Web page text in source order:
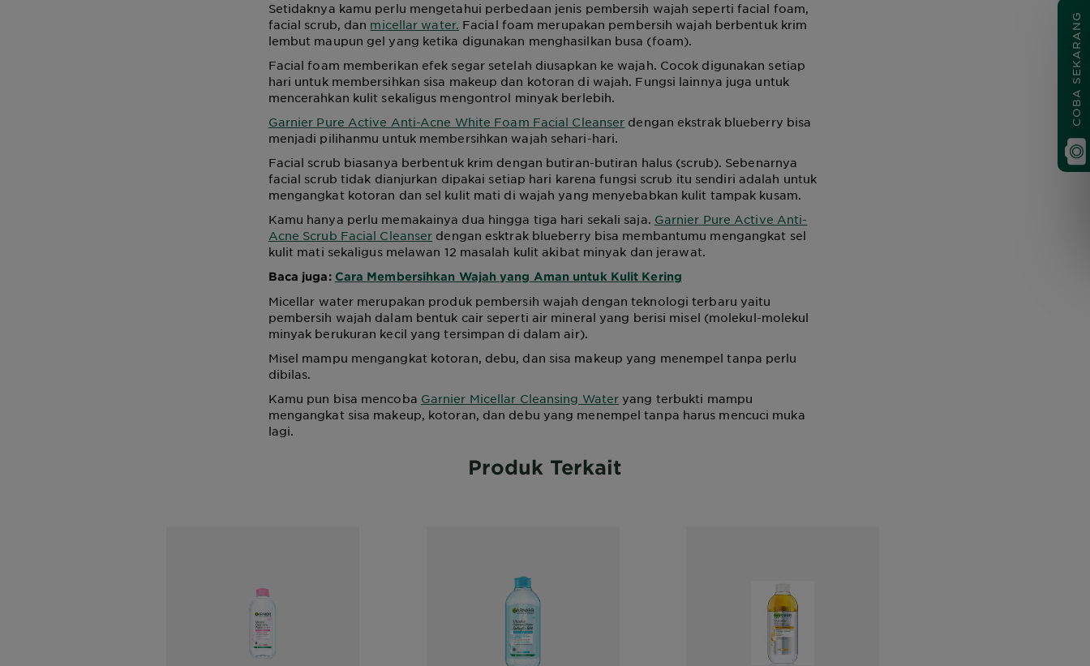
Setidaknya kamu perlu mengetahui perbedaan jenis pembersih wajah seperti facial foam,
facial scrub, dan micellar water. Facial foam merupakan pembersih wajah berbentuk krim
lembut maupun gel yang ketika digunakan menghasilkan busa (foam).
Facial foam memberikan efek segar setelah diusapkan ke wajah. Cocok digunakan setiap
hari untuk membersihkan sisa makeup dan kotoran di wajah. Fungsi lainnya juga untuk
mencerahkan kulit sekaligus mengontrol minyak berlebih.
Garnier Pure Active Anti-Acne White Foam Facial Cleanser dengan ekstrak blueberry bisa
menjadi pilihanmu untuk membersihkan wajah sehari-hari.
Facial scrub biasanya berbentuk krim dengan butiran-butiran halus (scrub). Sebenarnya
facial scrub tidak dianjurkan dipakai setiap hari karena fungsi scrub itu sendiri adalah untuk
mengangkat kotoran dan sel kulit mati di wajah yang menyebabkan kulit tampak kusam.
Kamu hanya perlu memakainya dua hingga tiga hari sekali saja. Garnier Pure Active Anti-
Acne Scrub Facial Cleanser dengan esktrak blueberry bisa membantumu mengangkat sel
kulit mati sekaligus melawan 12 masalah kulit akibat minyak dan jerawat.
Baca juga: Cara Membersihkan Wajah yang Aman untuk Kulit Kering
Micellar water merupakan produk pembersih wajah dengan teknologi terbaru yaitu
pembersih wajah dalam bentuk cair seperti air mineral yang berisi misel (molekul-molekul
minyak berukuran kecil yang tersimpan di dalam air).
Misel mampu mengangkat kotoran, debu, dan sisa makeup yang menempel tanpa perlu
dibilas.
Kamu pun bisa mencoba Garnier Micellar Cleansing Water yang terbukti mampu
mengangkat sisa makeup, kotoran, dan debu yang menempel tanpa harus mencuci muka
lagi.
Produk Terkait
COBA SEKARANG